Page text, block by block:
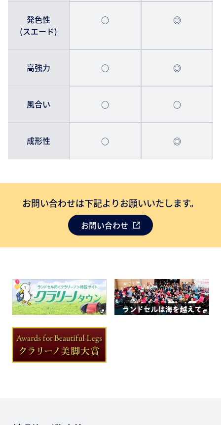
発色性
(スエード)
○ ◎
高強力 ○ ◎
風合い ○ ○
成形性 ○ ◎
お問い合わせは下記よりお願いいたします。
お問い合わせ